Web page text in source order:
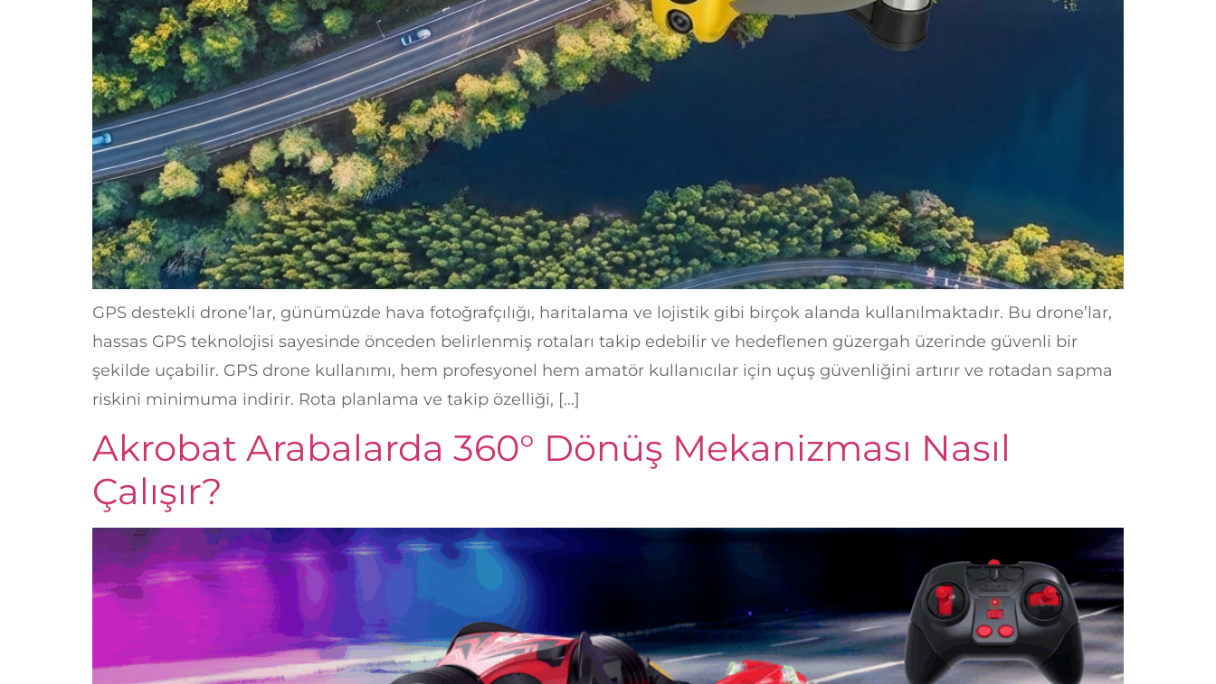
GPS destekli drone’lar, günümüzde hava fotoğrafçılığı, haritalama ve lojistik gibi birçok alanda kullanılmaktadır. Bu drone’lar,
hassas GPS teknolojisi sayesinde önceden belirlenmiş rotaları takip edebilir ve hedeflenen güzergah üzerinde güvenli bir
şekilde uçabilir. GPS drone kullanımı, hem profesyonel hem amatör kullanıcılar için uçuş güvenliğini artırır ve rotadan sapma
riskini minimuma indirir. Rota planlama ve takip özelliği, […]
Akrobat Arabalarda 360° Dönüş Mekanizması Nasıl
Çalışır?